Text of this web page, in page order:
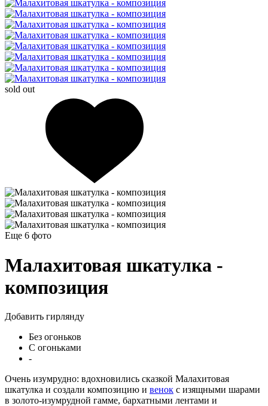
sold out
Еще 6 фото
Малахитовая шкатулка -
композиция
Добавить гирлянду
Без огоньков
С огоньками
-
Очень изумрудно: вдохновились сказкой Малахитовая
шкатулка и создали композицию и венок с изящными шарами
в золото-изумрудной гамме, бархатными лентами и